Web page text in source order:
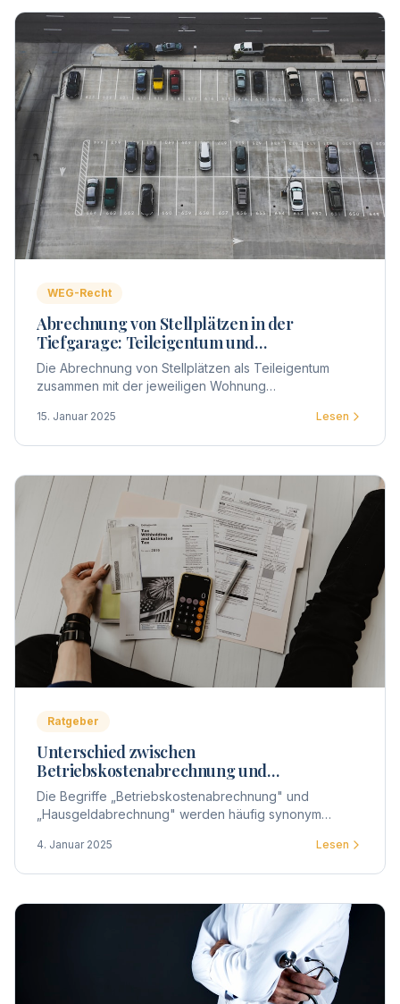
WEG-Recht
Abrechnung von Stellplätzen in der
Tiefgarage: Teileigentum und
Sondereigentum in der WEG
Die Abrechnung von Stellplätzen als Teileigentum
zusammen mit der jeweiligen Wohnung
rechtssichere Vorgehensweise.
15. Januar 2025 Lesen
Ratgeber
Unterschied zwischen
Betriebskostenabrechnung und
Hausgeldabrechnung
Die Begriffe „Betriebskostenabrechnung" und
„Hausgeldabrechnung" werden häufig synonym
zwischen beiden.
4. Januar 2025 Lesen